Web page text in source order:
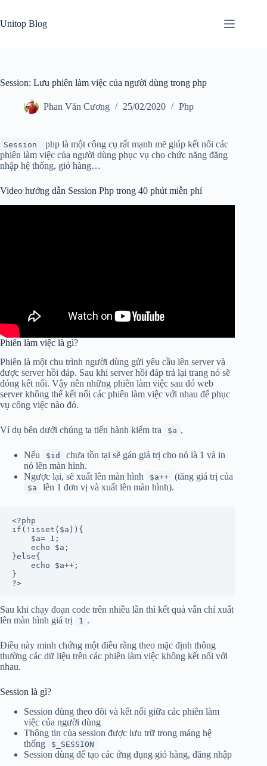
content
Unitop Blog
Session: Lưu phiên làm việc của người dùng trong php
Phan Văn Cương 25/02/2020 Php
Session
php là một công cụ rất mạnh mẽ giúp kết nối các
phiên làm việc của người dùng phục vụ cho chức năng đăng
nhập hệ thống, giỏ hàng…
Video hướng dẫn Session Php trong 40 phút miễn phí
Phiên làm việc là gì?
Phiên là một chu trình người dùng gửi yêu cầu lên server và
được server hồi đáp. Sau khi server hồi đáp trả lại trang nó sẽ
đóng kết nối. Vậy nên những phiên làm việc sau đó web
server không thể kết nối các phiên làm việc với nhau để phục
vụ công việc nào đó.
Ví dụ bên dưới chúng ta tiến hành kiểm tra $a ,
Nếu $id
chưa tồn tại sẽ gán giá trị cho nó là 1 và in
nó lên màn hình.
Ngược lại, sẽ xuất lên màn hình
$a++ (tăng giá trị của
$a lên 1 đơn vị và xuất lên màn hình).
<?php
if(!isset($a)){
    $a= 1;
    echo $a;
}else{
    echo $a++;
}
?>
Sau khi chạy đoạn code trên nhiều lần thì kết quả vẫn chỉ xuất
lên màn hình giá trị
1 .
Điều này minh chứng một điều rằng theo mặc định thông
thường các dữ liệu trên các phiên làm việc không kết nối với
nhau.
Session là gì?
Session dùng theo dõi và kết nối giữa các phiên làm
việc của người dùng
Thông tin của session được lưu trữ trong mảng hệ
thống
$_SESSION
Session dùng để tạo các ứng dụng giỏ hàng, đăng nhập